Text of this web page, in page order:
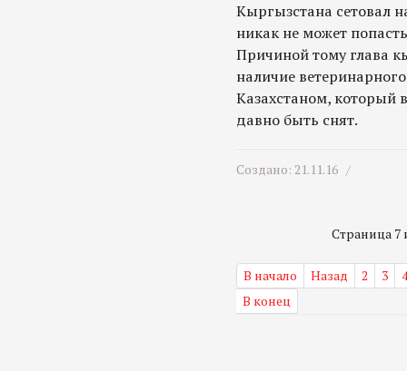
Кыргызстана сетовал
никак не может
Причиной тому глава
наличие
Казахстаном,
давно быть снят.
Создано: 21.11.16 /
Страница 7
В начало Назад 2 3
4
В конец